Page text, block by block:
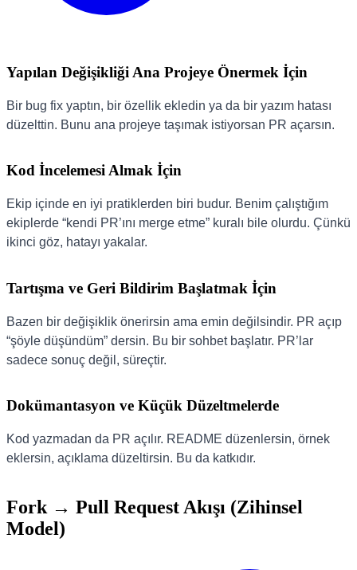
Yapılan Değişikliği Ana Projeye Önermek İçin
Bir bug fix yaptın, bir özellik ekledin ya da bir yazım hatası
düzelttin. Bunu ana projeye taşımak istiyorsan PR açarsın.
Kod İncelemesi Almak İçin
Ekip içinde en iyi pratiklerden biri budur. Benim çalıştığım
ekiplerde “kendi PR’ını merge etme” kuralı bile olurdu. Çünkü
ikinci göz, hatayı yakalar.
Tartışma ve Geri Bildirim Başlatmak İçin
Bazen bir değişiklik önerirsin ama emin değilsindir. PR açıp
“şöyle düşündüm” dersin. Bu bir sohbet başlatır. PR’lar
sadece sonuç değil, süreçtir.
Dokümantasyon ve Küçük Düzeltmelerde
Kod yazmadan da PR açılır. README düzenlersin, örnek
eklersin, açıklama düzeltirsin. Bu da katkıdır.
Fork → Pull Request Akışı (Zihinsel
Model)